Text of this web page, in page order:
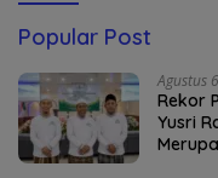
Popular Post
Agustus
Rekor
Yusri